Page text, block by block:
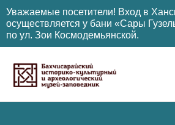
Уважаемые посетители! Вход в
осуществляется у бани «Сары
по ул. Зои Космодемьянской.
содержимому